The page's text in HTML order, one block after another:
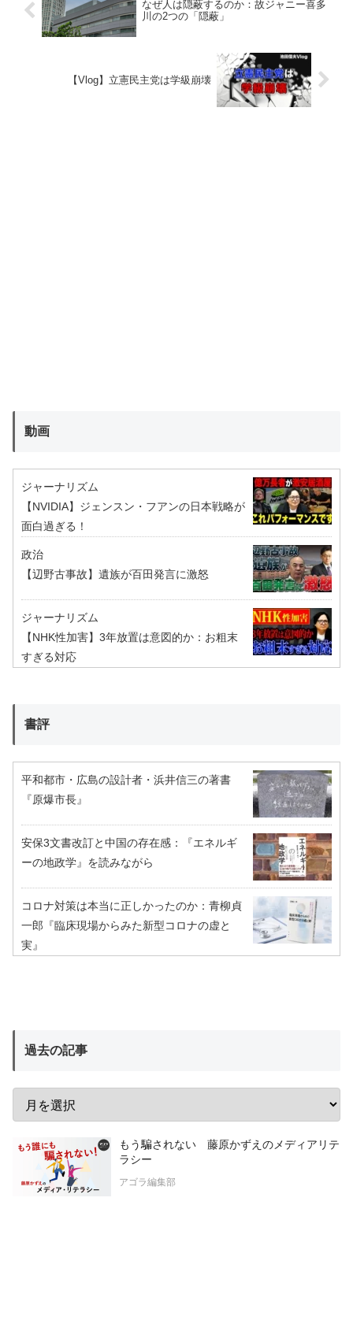
なぜ人は隠蔽するのか：故ジャニー喜多
川の2つの「隠蔽」
【Vlog】立憲民主党は学級崩壊
動画
ジャーナリズム
【NVIDIA】ジェンスン・フアンの日本戦略が
面白過ぎる！
政治
【辺野古事故】遺族が百田発言に激怒
ジャーナリズム
【NHK性加害】3年放置は意図的か：お粗末
すぎる対応
書評
平和都市・広島の設計者・浜井信三の著書
『原爆市長』
安保3文書改訂と中国の存在感：『エネルギ
ーの地政学』を読みながら
コロナ対策は本当に正しかったのか：青柳貞
一郎『臨床現場からみた新型コロナの虚と
実』
過去の記事
もう騙されない 藤原かずえのメディアリテ
ラシー
アゴラ編集部